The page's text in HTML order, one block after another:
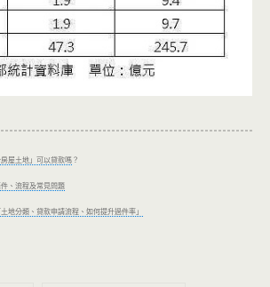
屋土地」可以貸款嗎？
、流程及常見問題
地分類、貸款申請流程、如何提升過件率」